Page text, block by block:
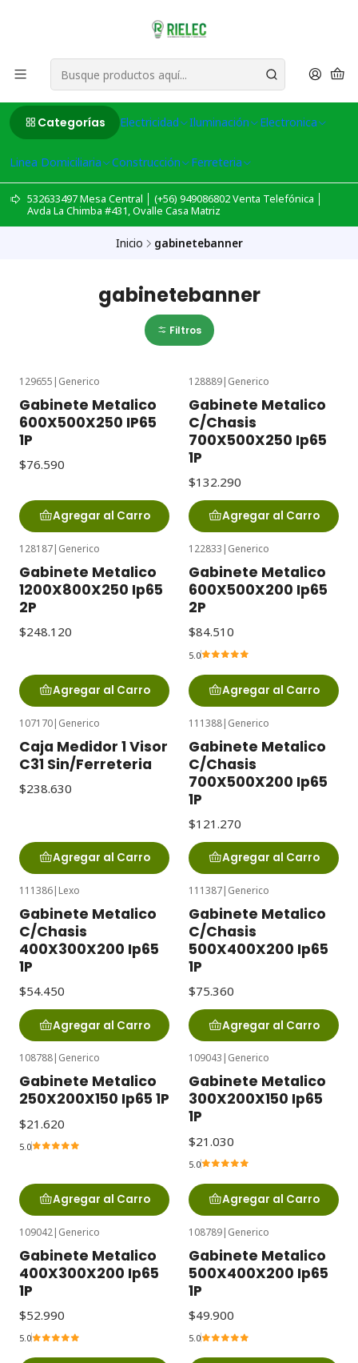
Categorías Electricidad Iluminación Electronica
Linea Domiciliaria Construcción Ferreteria
532633497 Mesa Central │ (+56) 949086802 Venta Telefónica │
Avda La Chimba #431, Ovalle Casa Matriz
Inicio gabinetebanner
gabinetebanner
Filtros
129655 | Generico
Gabinete Metalico
600X500X250 IP65
1P
$76.590
Agregar al Carro
128889| Generico
Gabinete Metalico
C/Chasis
700X500X250 Ip65
1P
$132.290
Agregar al Carro
128187| Generico
Gabinete Metalico
1200X800X250 Ip65
2P
$248.120
Agregar al Carro
122833 | Generico
Gabinete Metalico
600X500X200 Ip65
2P
$84.510
5.0
Agregar al Carro
107170| Generico
Caja Medidor 1 Visor
C31 Sin/Ferreteria
$238.630
Agregar al Carro
111388| Generico
Gabinete Metalico
C/Chasis
700X500X200 Ip65
1P
$121.270
Agregar al Carro
111386| Lexo
Gabinete Metalico
C/Chasis
400X300X200 Ip65
1P
$54.450
Agregar al Carro
111387| Generico
Gabinete Metalico
C/Chasis
500X400X200 Ip65
1P
$75.360
Agregar al Carro
108788| Generico
Gabinete Metalico
250X200X150 Ip65 1P
$21.620
5.0
Agregar al Carro
109043 | Generico
Gabinete Metalico
300X200X150 Ip65
1P
$21.030
5.0
Agregar al Carro
109042| Generico
Gabinete Metalico
400X300X200 Ip65
1P
$52.990
5.0
108789| Generico
Gabinete Metalico
500X400X200 Ip65
1P
$49.900
5.0